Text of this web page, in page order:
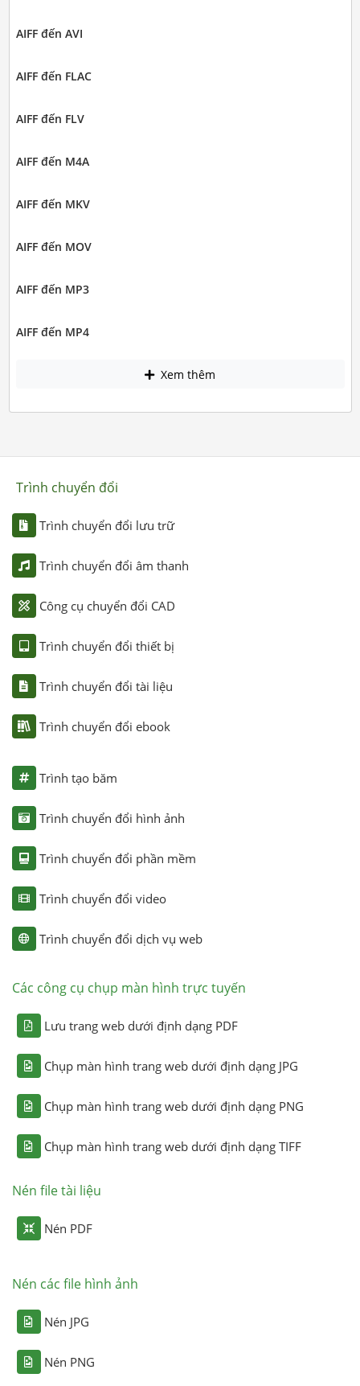
AIFF đến AVI
AIFF đến FLAC
AIFF đến FLV
AIFF đến M4A
AIFF đến MKV
AIFF đến MOV
AIFF đến MP3
AIFF đến MP4
Xem thêm
Trình chuyển đổi
Trình chuyển đổi lưu trữ
Trình chuyển đổi âm thanh
Công cụ chuyển đổi CAD
Trình chuyển đổi thiết bị
Trình chuyển đổi tài liệu
Trình chuyển đổi ebook
Trình tạo băm
Trình chuyển đổi hình ảnh
Trình chuyển đổi phần mềm
Trình chuyển đổi video
Trình chuyển đổi dịch vụ web
Các công cụ chụp màn hình trực tuyến
Lưu trang web dưới định dạng PDF
Chụp màn hình trang web dưới định dạng JPG
Chụp màn hình trang web dưới định dạng PNG
Chụp màn hình trang web dưới định dạng TIFF
Nén file tài liệu
Nén PDF
Nén các file hình ảnh
Nén JPG
Nén PNG